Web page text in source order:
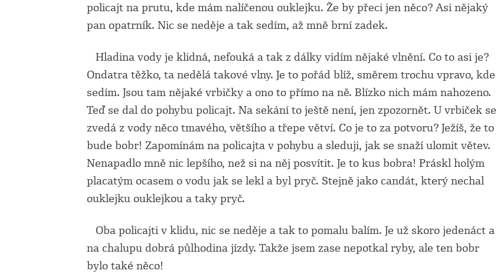
policajt na prutu, kde mám nalíčenou ouklejku. Že by přeci jen něco? Asi nějaký
pan opatrník. Nic se neděje a tak sedím, až mně brní zadek.
Hladina vody je klidná, nefouká a tak z dálky vidím nějaké vlnění. Co to asi je?
Ondatra těžko, ta nedělá takové vlny. Je to pořád blíž, směrem trochu vpravo, kde
sedím. Jsou tam nějaké vrbičky a ono to přímo na ně. Blízko nich mám nahozeno.
Teď se dal do pohybu policajt. Na sekání to ještě není, jen zpozornět. U vrbiček se
zvedá z vody něco tmavého, většího a třepe větví. Co je to za potvoru? Ježíš, že to
bude bobr! Zapomínám na policajta v pohybu a sleduji, jak se snaží ulomit větev.
Nenapadlo mně nic lepšího, než si na něj posvítit. Je to kus bobra! Práskl holým
placatým ocasem o vodu jak se lekl a byl pryč. Stejně jako candát, který nechal
ouklejku ouklejkou a taky pryč.
Oba policajti v klidu, nic se neděje a tak to pomalu balím. Je už skoro jedenáct a
na chalupu dobrá půlhodina jízdy. Takže jsem zase nepotkal ryby, ale ten bobr
bylo také něco!